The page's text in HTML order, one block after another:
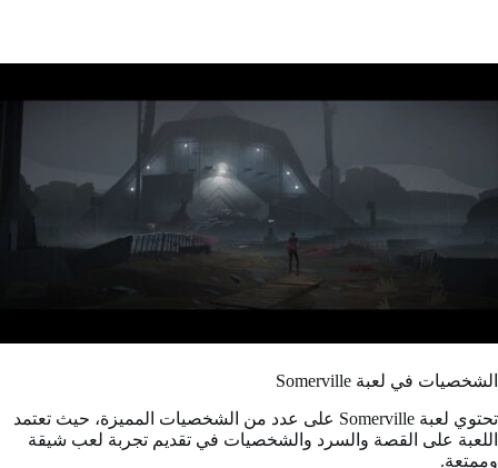
الشخصيات في لعبة Somerville
تحتوي لعبة Somerville على عدد من الشخصيات المميزة، حيث تعتمد
اللعبة على القصة والسرد والشخصيات في تقديم تجربة لعب شيقة
وممتعة.